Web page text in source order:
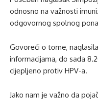
odnosno na važnosti
odgovornog spolnog
Govoreći o tome,
informacijama, do sada
cijepljeno protiv HPV-a.
Jako nam je važno da